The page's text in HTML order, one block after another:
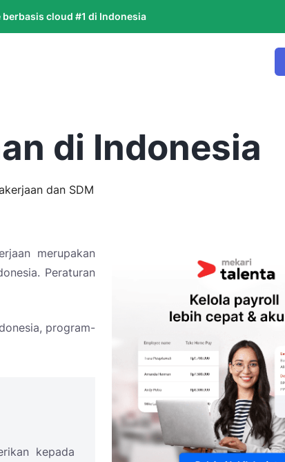
cloud #1 di Indonesia
di Indonesia
dan SDM
merupakan
Peraturan
program-
kepada